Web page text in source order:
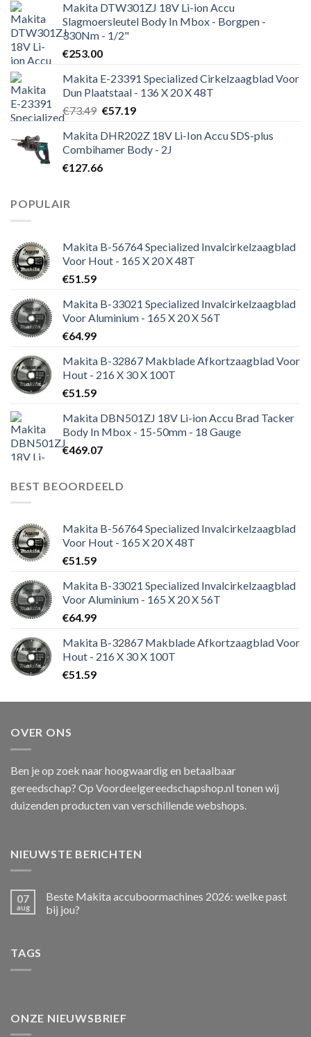
Makita DTW301ZJ 18V Li-ion Accu
Slagmoersleutel Body In Mbox - Borgpen -
330Nm - 1/2"
€253.00
Makita E-23391 Specialized Cirkelzaagblad Voor
Dun Plaatstaal - 136 X 20 X 48T
€73.49 Oorspronkelijke
was:
€73.49.
€57.19Huidige
is:
€57.19.
Makita DHR202Z 18V Li-Ion Accu SDS-plus
Combihamer Body - 2J
€127.66
POPULAIR
Makita B-56764 Specialized Invalcirkelzaagblad
Voor Hout - 165 X 20 X 48T
€51.59
Makita B-33021 Specialized Invalcirkelzaagblad
Voor Aluminium - 165 X 20 X 56T
€64.99
Makita B-32867 Makblade Afkortzaagblad Voor
Hout - 216 X 30 X 100T
€51.59
Makita DBN501ZJ 18V Li-ion Accu Brad Tacker
Body In Mbox - 15-50mm - 18 Gauge
€469.07
BEST BEOORDEELD
Makita B-56764 Specialized Invalcirkelzaagblad
Voor Hout - 165 X 20 X 48T
€51.59
Makita B-33021 Specialized Invalcirkelzaagblad
Voor Aluminium - 165 X 20 X 56T
€64.99
Makita B-32867 Makblade Afkortzaagblad Voor
Hout - 216 X 30 X 100T
€51.59
OVER ONS
Ben je op zoek naar hoogwaardig en betaalbaar
gereedschap? Op Voordeelgereedschapshop.nl tonen wij
duizenden producten van verschillende webshops.
NIEUWSTE BERICHTEN
07
aug
Beste Makita accuboormachines 2026: welke past
bij jou?
TAGS
ONZE NIEUWSBRIEF